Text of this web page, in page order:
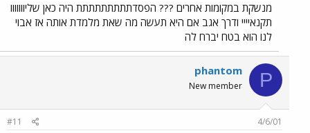
מנשקת במקומות אחרים ??? הפסדתתתתתתתתת היה כאן שליווווווו
תקנאיייי ודרך אגב אם היא תעשה מה שאת מלמדת אותה אז אבוי
לנו הוא בטח יברח לה
P
phantom
New member
4/6/01
#11